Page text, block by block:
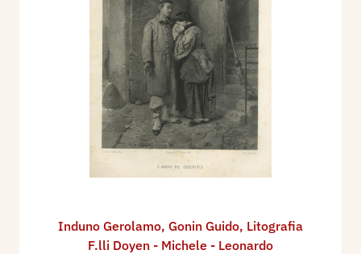
Induno Gerolamo, Gonin Guido, Litografia
F.lli Doyen - Michele - Leonardo